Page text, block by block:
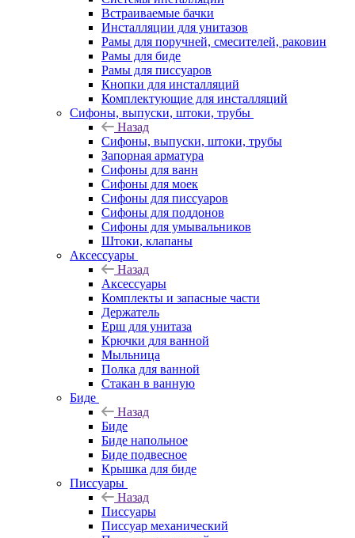
Встраиваемые бачки
Инсталляции для унитазов
Рамы для поручней, смесителей, раковин
Рамы для биде
Рамы для писсуаров
Кнопки для инсталляций
Комплектующие для инсталляций
Сифоны, выпуски, штоки, трубы
Назад
Сифоны, выпуски, штоки, трубы
Запорная арматура
Сифоны для ванн
Сифоны для моек
Сифоны для писсуаров
Сифоны для поддонов
Сифоны для умывальников
Штоки, клапаны
Аксессуары
Назад
Аксессуары
Комплекты и запасные части
Держатель
Ерш для унитаза
Крючки для ванной
Мыльница
Полка для ванной
Стакан в ванную
Биде
Назад
Биде
Биде напольное
Биде подвесное
Крышка для биде
Писсуары
Назад
Писсуары
Писсуар механический